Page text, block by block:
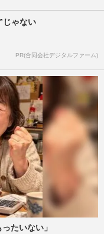
じゃない
PR(合同会社デジタルファーム)
たいない」